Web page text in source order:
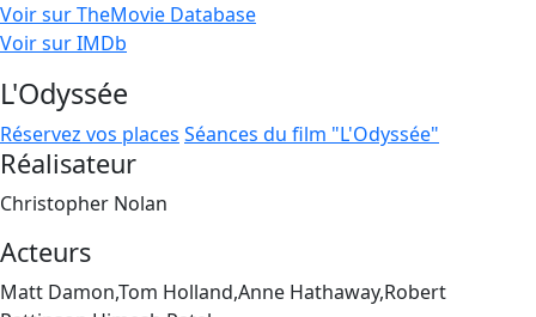
Voir sur TheMovie Database
Voir sur IMDb
L'Odyssée
Réservez vos places Séances du film "L'Odyssée"
Réalisateur
Christopher Nolan
Acteurs
Matt Damon,Tom Holland,Anne Hathaway,Robert